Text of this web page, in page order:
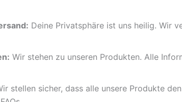
Deine Privatsphäre ist uns heilig. Wir
Wir stehen zu unseren Produkten. Alle
stellen sicher, dass alle unsere Produkte